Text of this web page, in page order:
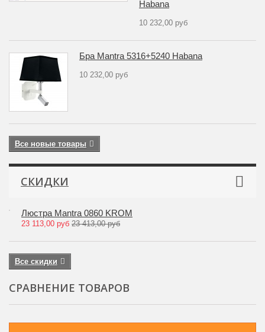
Habana
10 232,00 руб
Бра Mantra 5316+5240 Habana
10 232,00 руб
Все новые товары
СКИДКИ
Люстра Mantra 0860 KROM
23 113,00 руб 23 413,00 руб
Все скидки
СРАВНЕНИЕ ТОВАРОВ